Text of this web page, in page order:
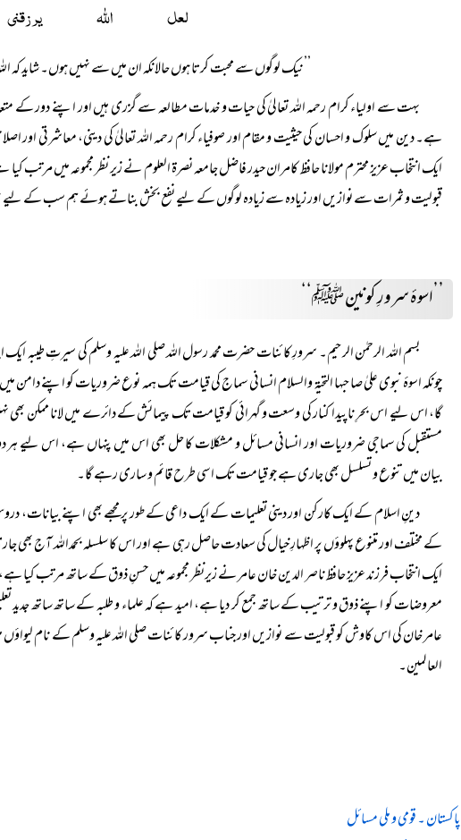
لعل اللہ
’’نیک لوگوں سے محبت کرتا ہوں حالانکہ ان میں سے نہیں ہوں۔ شاید کہ
بہت سے اولیاء کرام رحمہ اللہ تعالیٰ کی حیات و خدمات مطالعہ سے گزری ہیں اور اپنے دور کے
ہے۔ دین میں سلوک و احسان کی حیثیت و مقام اور صوفیاء کرام رحمہ اللہ تعالیٰ کی دینی، معاشرتی اور
ایک انتخاب عزیز محترم مولانا حافظ کامران حیدر فاضل جامعہ نصرۃ العلوم نے زیر نظر مجموعہ میں
قبولیت و ثمرات سے نوازیں اور زیادہ سے زیادہ لوگوں کے لیے نفع بخش بناتے ہوئے ہم سب کے لیے
’’اسوۂ سرورِ کونین ﷺ‘‘
بسم اللہ الرحمٰن الرحیم۔ سرورِ کائنات حضرت محمد رسول اللہ صلی اللہ علیہ وسلم کی سیرتِ طیبہ
چونکہ اسوۂ نبوی علیٰ صاحبہا التحیۃ والسلام انسانی سماج کی قیامت تک ہمہ نوع ضروریات کو
گا، اس لیے اس بحرِ ناپیدا کنار کی وسعت و گہرائی کو قیامت تک پیمائش کے دائرے میں لانا ممکن
مستقبل کی سماجی ضروریات اور انسانی مسائل و مشکلات کا حل بھی اس میں پنہاں ہے، اس لیے ہر
بیان میں تنوع و تسلسل بھی جاری ہے جو قیامت تک اسی طرح قائم و ساری رہے گا۔
دینِ اسلام کے ایک کارکن اور دینی تعلیمات کے ایک داعی کے طور پر مجھے بھی اپنے بیانات،
کے مختلف اور متنوع پہلوؤں پر اظہارِ خیال کی سعادت حاصل رہی ہے اور اس کا سلسلہ بحمداللہ آج بھی
ایک انتخاب فرزند عزیز حافظ ناصر الدین خان عامر نے زیرنظر مجموعہ میں حسنِ ذوق کے ساتھ مرتب کیا
معروضات کو اپنے ذوق و ترتیب کے ساتھ جمع کر دیا ہے، امید ہے کہ علماء و طلبہ کے ساتھ ساتھ جدید
عامر خان کی اس کاوش کو قبولیت سے نوازیں اور جناب سرور کائنات صلی اللہ علیہ وسلم کے نام
العالمین۔
پاکستان ۔ قومی و ملی مسائل